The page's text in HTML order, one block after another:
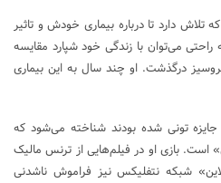
تلاش دارد تا درباره بیماری خودش و تاثیر
راحتی می‌توان با زندگی خود شپارد مقایسه
درگذشت. او چند سال به این بیماری
جایزه تونی شده بودند شناخته می‌شود که
بازی او در فیلم‌هایی از ترنس مالیک
شبکه نتفلیکس نیز فراموش ناشدنی